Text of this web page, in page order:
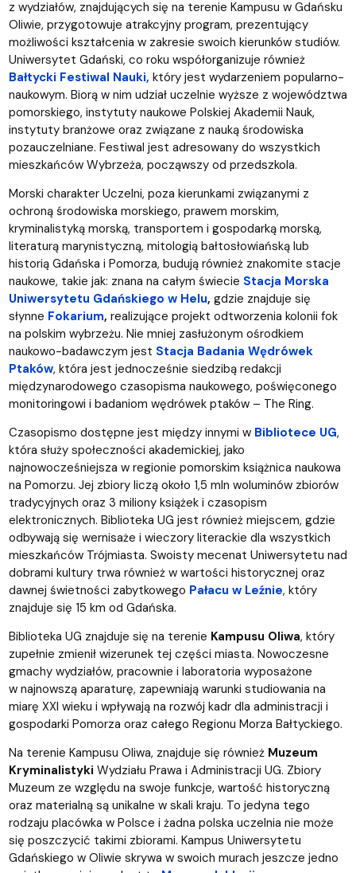
z wydziałów, znajdujących się na terenie Kampusu w Gdańsku
Oliwie, przygotowuje atrakcyjny program, prezentujący
możliwości kształcenia w zakresie swoich kierunków studiów.
Uniwersytet Gdański, co roku współorganizuje również
Bałtycki Festiwal Nauki, który jest wydarzeniem popularno-
naukowym. Biorą w nim udział uczelnie wyższe z województwa
pomorskiego, instytuty naukowe Polskiej Akademii Nauk,
instytuty branżowe oraz związane z nauką środowiska
pozauczelniane. Festiwal jest adresowany do wszystkich
mieszkańców Wybrzeża, począwszy od przedszkola.
Morski charakter Uczelni, poza kierunkami związanymi z
ochroną środowiska morskiego, prawem morskim,
kryminalistyką morską, transportem i gospodarką morską,
literaturą marynistyczną, mitologią bałtosłowiańską lub
historią Gdańska i Pomorza, budują również znakomite stacje
naukowe, takie jak: znana na całym świecie Stacja Morska
Uniwersytetu Gdańskiego w Helu, gdzie znajduje się
słynne Fokarium, realizujące projekt odtworzenia kolonii fok
na polskim wybrzeżu. Nie mniej zasłużonym ośrodkiem
naukowo-badawczym jest Stacja Badania Wędrówek
Ptaków, która jest jednocześnie siedzibą redakcji
międzynarodowego czasopisma naukowego, poświęconego
monitoringowi i badaniom wędrówek ptaków – The Ring.
Czasopismo dostępne jest między innymi w Bibliotece UG,
która służy społeczności akademickiej, jako
najnowocześniejsza w regionie pomorskim książnica naukowa
na Pomorzu. Jej zbiory liczą około 1,5 mln woluminów zbiorów
tradycyjnych oraz 3 miliony książek i czasopism
elektronicznych. Biblioteka UG jest również miejscem, gdzie
odbywają się wernisaże i wieczory literackie dla wszystkich
mieszkańców Trójmiasta. Swoisty mecenat Uniwersytetu nad
dobrami kultury trwa również w wartości historycznej oraz
dawnej świetności zabytkowego Pałacu w Leźnie, który
znajduje się 15 km od Gdańska.
Biblioteka UG znajduje się na terenie Kampusu Oliwa, który
zupełnie zmienił wizerunek tej części miasta. Nowoczesne
gmachy wydziałów, pracownie i laboratoria wyposażone
w najnowszą aparaturę, zapewniają warunki studiowania na
miarę XXI wieku i wpływają na rozwój kadr dla administracji i
gospodarki Pomorza oraz całego Regionu Morza Bałtyckiego.
Na terenie Kampusu Oliwa, znajduje się również Muzeum
Kryminalistyki Wydziału Prawa i Administracji UG. Zbiory
Muzeum ze względu na swoje funkcje, wartość historyczną
oraz materialną są unikalne w skali kraju. To jedyna tego
rodzaju placówka w Polsce i żadna polska uczelnia nie może
się poszczycić takimi zbiorami. Kampus Uniwersytetu
Gdańskiego w Oliwie skrywa w swoich murach jeszcze jedno